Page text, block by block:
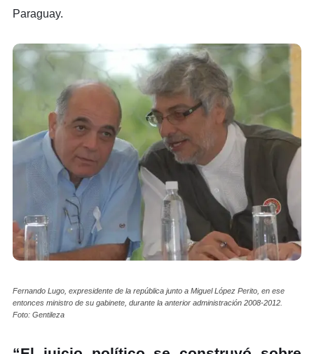
Paraguay.
Fernando Lugo, expresidente de la república junto a Miguel López Perito, en ese
entonces ministro de su gabinete, durante la anterior administración 2008-2012.
Foto: Gentileza